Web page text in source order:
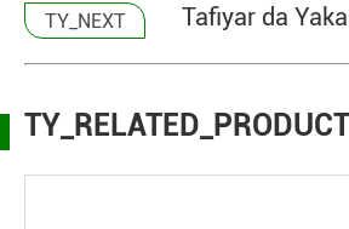
TY_NEXT Tafiyar da